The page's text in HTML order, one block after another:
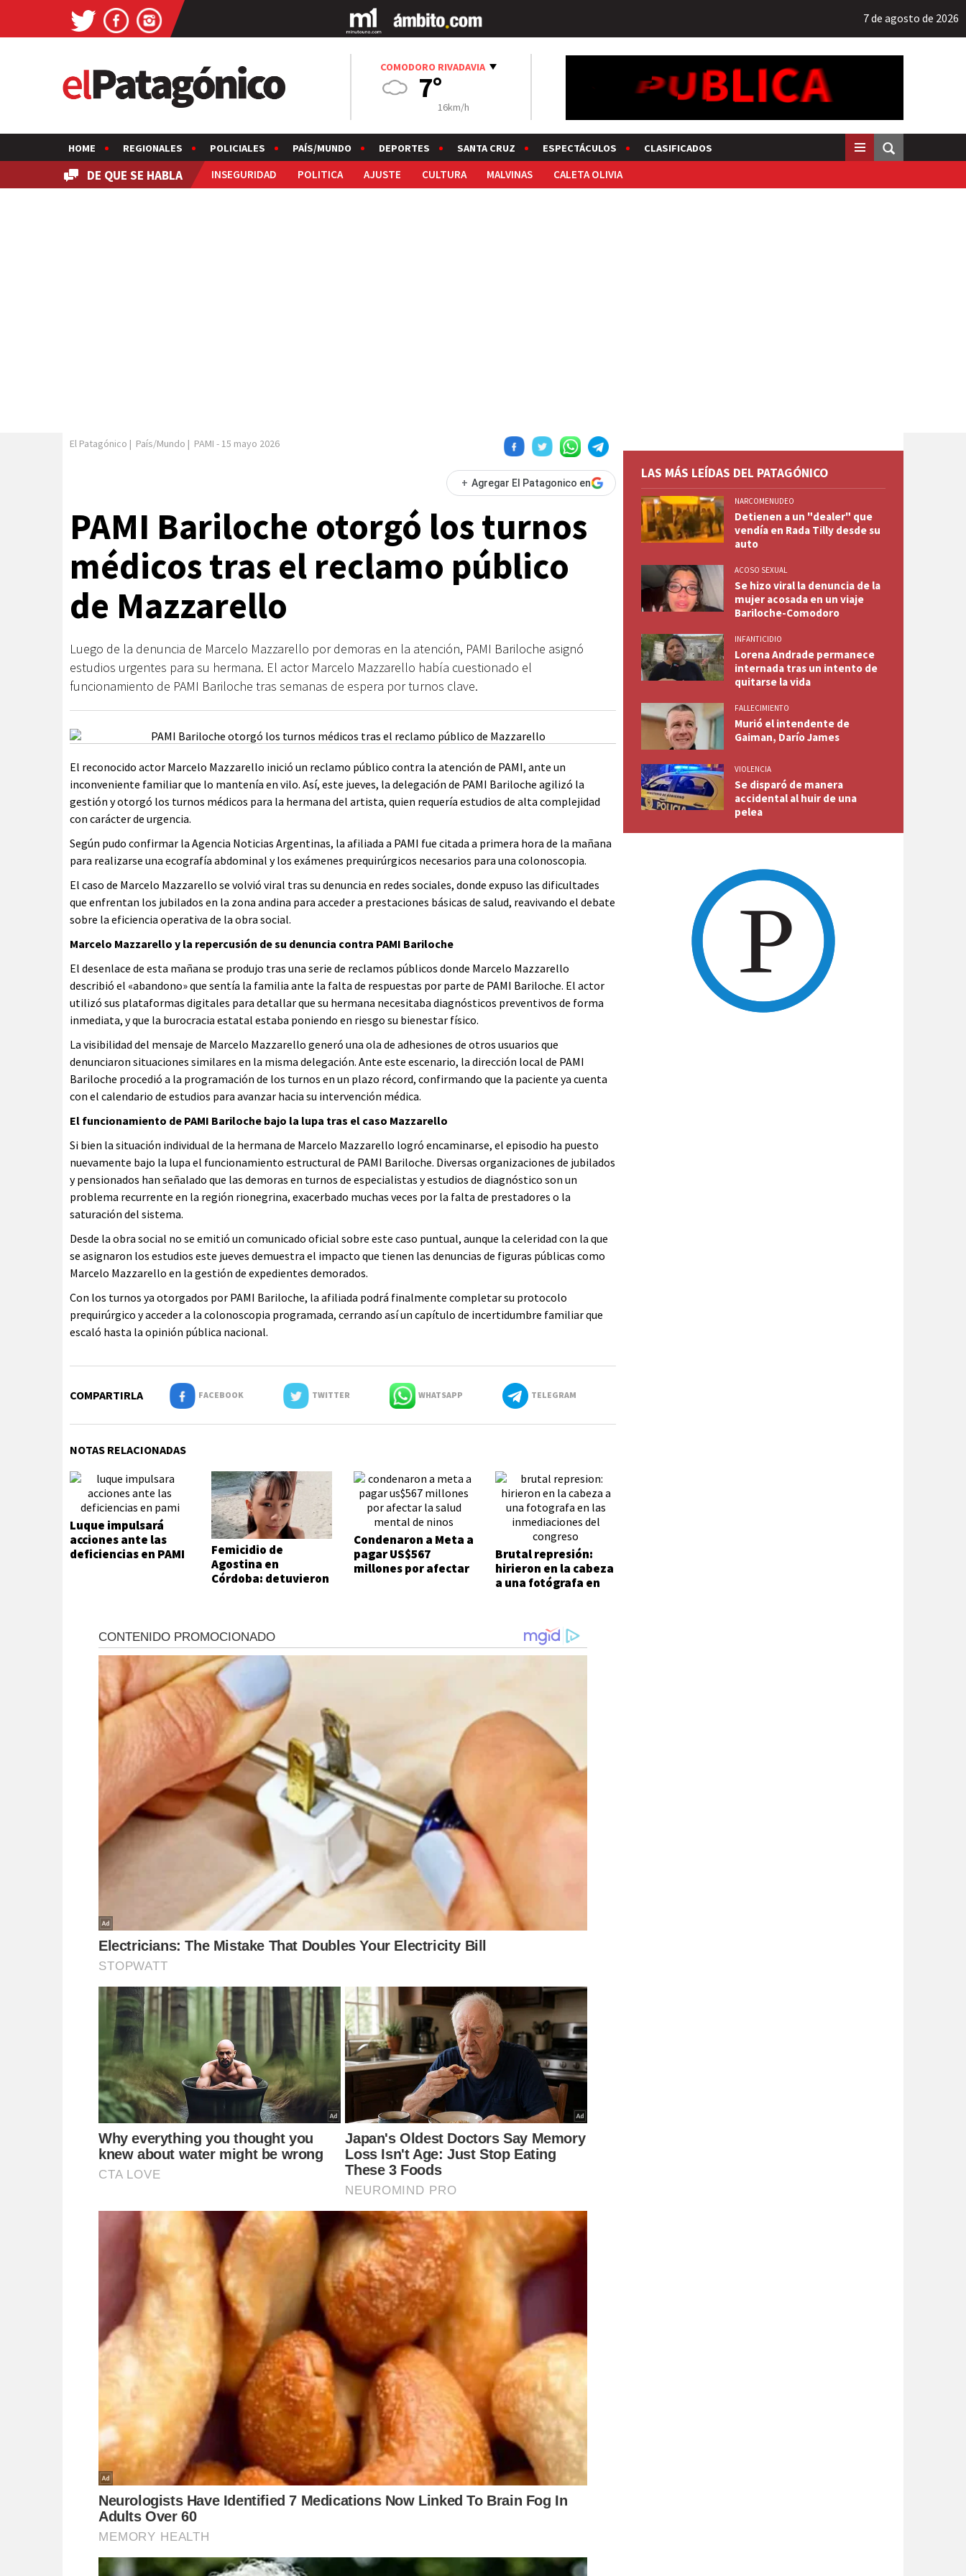
7 de agosto de 2026
COMODORO RIVADAVIA
7°
16km/h
HOME REGIONALES POLICIALES PAÍS/MUNDO DEPORTES SANTA CRUZ ESPECTÁCULOS CLASIFICADOS
DE QUE SE HABLA INSEGURIDAD POLITICA AJUSTE CULTURA MALVINAS CALETA OLIVIA
El Patagónico | País/Mundo | PAMI - 15 mayo 2026
+ Agregar El Patagonico en
PAMI Bariloche otorgó los turnos
médicos tras el reclamo público
de Mazzarello
Luego de la denuncia de Marcelo Mazzarello por demoras en la atención, PAMI Bariloche asignó
estudios urgentes para su hermana. El actor Marcelo Mazzarello había cuestionado el
funcionamiento de PAMI Bariloche tras semanas de espera por turnos clave.
El reconocido actor Marcelo Mazzarello inició un reclamo público contra la atención de PAMI, ante un
inconveniente familiar que lo mantenía en vilo. Así, este jueves, la delegación de PAMI Bariloche agilizó la
gestión y otorgó los turnos médicos para la hermana del artista, quien requería estudios de alta complejidad
con carácter de urgencia.
Según pudo confirmar la Agencia Noticias Argentinas, la afiliada a PAMI fue citada a primera hora de la mañana
para realizarse una ecografía abdominal y los exámenes prequirúrgicos necesarios para una colonoscopia.
El caso de Marcelo Mazzarello se volvió viral tras su denuncia en redes sociales, donde expuso las dificultades
que enfrentan los jubilados en la zona andina para acceder a prestaciones básicas de salud, reavivando el debate
sobre la eficiencia operativa de la obra social.
Marcelo Mazzarello y la repercusión de su denuncia contra PAMI Bariloche
El desenlace de esta mañana se produjo tras una serie de reclamos públicos donde Marcelo Mazzarello
describió el «abandono» que sentía la familia ante la falta de respuestas por parte de PAMI Bariloche. El actor
utilizó sus plataformas digitales para detallar que su hermana necesitaba diagnósticos preventivos de forma
inmediata, y que la burocracia estatal estaba poniendo en riesgo su bienestar físico.
La visibilidad del mensaje de Marcelo Mazzarello generó una ola de adhesiones de otros usuarios que
denunciaron situaciones similares en la misma delegación. Ante este escenario, la dirección local de PAMI
Bariloche procedió a la programación de los turnos en un plazo récord, confirmando que la paciente ya cuenta
con el calendario de estudios para avanzar hacia su intervención médica.
El funcionamiento de PAMI Bariloche bajo la lupa tras el caso Mazzarello
Si bien la situación individual de la hermana de Marcelo Mazzarello logró encaminarse, el episodio ha puesto
nuevamente bajo la lupa el funcionamiento estructural de PAMI Bariloche. Diversas organizaciones de jubilados
y pensionados han señalado que las demoras en turnos de especialistas y estudios de diagnóstico son un
problema recurrente en la región rionegrina, exacerbado muchas veces por la falta de prestadores o la
saturación del sistema.
Desde la obra social no se emitió un comunicado oficial sobre este caso puntual, aunque la celeridad con la que
se asignaron los estudios este jueves demuestra el impacto que tienen las denuncias de figuras públicas como
Marcelo Mazzarello en la gestión de expedientes demorados.
Con los turnos ya otorgados por PAMI Bariloche, la afiliada podrá finalmente completar su protocolo
prequirúrgico y acceder a la colonoscopia programada, cerrando así un capítulo de incertidumbre familiar que
escaló hasta la opinión pública nacional.
COMPARTIRLA FACEBOOK TWITTER WHATSAPP TELEGRAM
NOTAS RELACIONADAS
Luque impulsará
acciones ante las
deficiencias en PAMI
Femicidio de
Agostina en
Córdoba: detuvieron
Condenaron a Meta a
pagar US$567
millones por afectar
Brutal represión:
hirieron en la cabeza
a una fotógrafa en
LAS MÁS LEÍDAS DEL PATAGÓNICO
NARCOMENUDEO
Detienen a un "dealer" que
vendía en Rada Tilly desde su
auto
ACOSO SEXUAL
Se hizo viral la denuncia de la
mujer acosada en un viaje
Bariloche-Comodoro
INFANTICIDIO
Lorena Andrade permanece
internada tras un intento de
quitarse la vida
FALLECIMIENTO
Murió el intendente de
Gaiman, Darío James
VIOLENCIA
Se disparó de manera
accidental al huir de una
pelea